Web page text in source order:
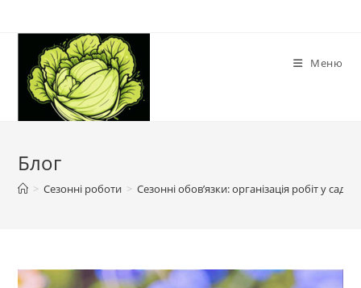
Меню
Блог
> Сезонні роботи > Сезонні обов’язки: організація робіт у саду